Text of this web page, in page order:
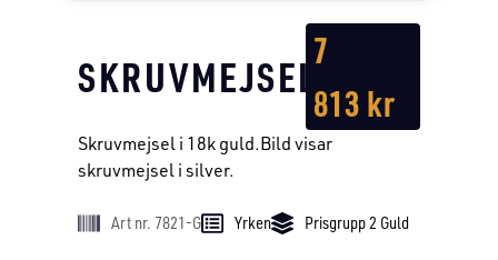
SKRUVMEJSEL
7
813kr
Skruvmejsel i 18k guld.Bild visar
skruvmejsel i silver.
Art nr. 7821-G Yrken Prisgrupp 2 Guld